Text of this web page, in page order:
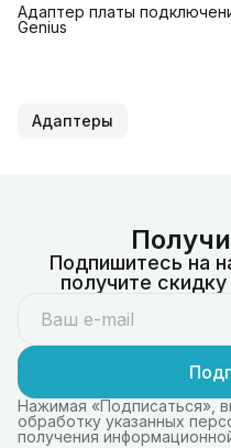
Адаптер платы
Genius
Адаптеры
Подпишитесь на
получите
Нажимая «Подписаться»,
обработку указанных
получения